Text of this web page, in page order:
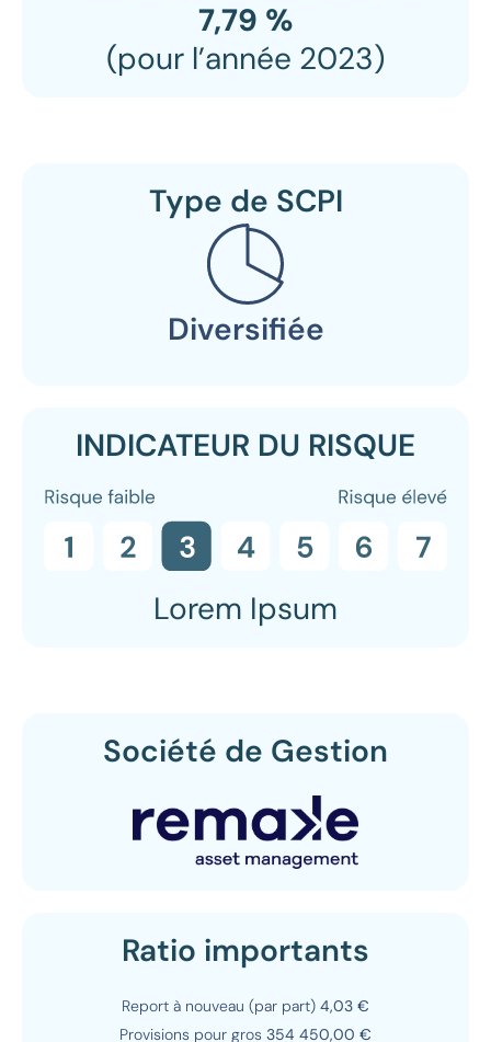
7,79 %
(pour l’année 2023)
Type de SCPI
Diversifiée
INDICATEUR DU RISQUE
Lorem Ipsum
Société de Gestion​
Ratio importants
Report à nouveau (par part) 4,03 €
Provisions pour gros 354 450,00 €